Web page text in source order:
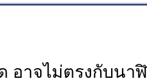
อาจไม่ตรงกับน